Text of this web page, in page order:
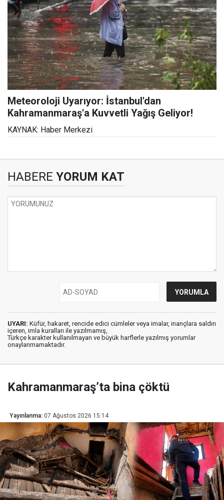
Meteoroloji Uyarıyor: İstanbul'dan
Kahramanmaraş'a Kuvvetli Yağış Geliyor!
KAYNAK: Haber Merkezi
HABERE YORUM KAT
UYARI: Küfür, hakaret, rencide edici cümleler veya imalar, inançlara saldırı
içeren, imla kuralları ile yazılmamış,
Türkçe karakter kullanılmayan ve büyük harflerle yazılmış yorumlar
onaylanmamaktadır.
Kahramanmaraş’ta bina çöktü
Yayınlanma: 07 Ağustos 2026 15:14